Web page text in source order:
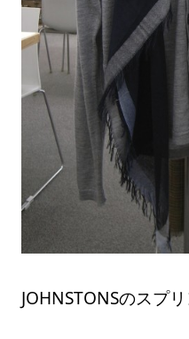
JOHNSTONSのスプ